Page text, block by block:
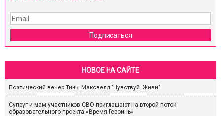
Подписаться
НОВОЕ НА САЙТЕ
Поэтический вечер Тины Максвелл "Чувствуй. Живи"
Супруг и мам участников СВО приглашают на второй поток
образовательного проекта «Время Героинь»